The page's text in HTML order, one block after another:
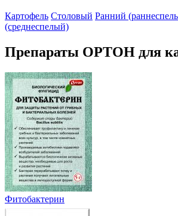
Картофель Столовый Ранний
(среднеспелый)
Препараты ОРТОН для
Фитобактерин